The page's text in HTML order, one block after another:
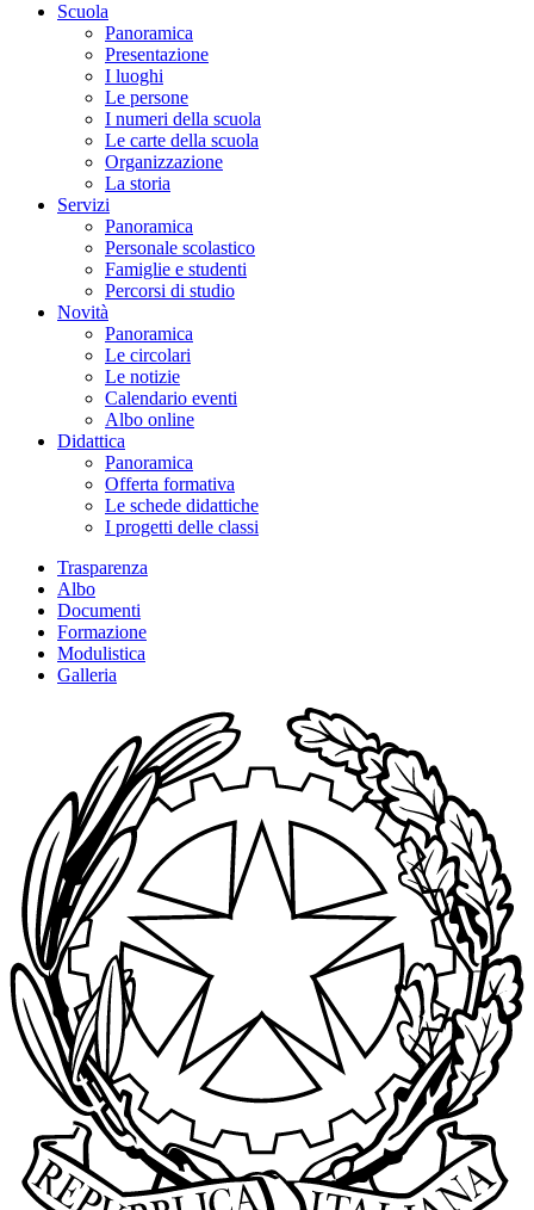
Scuola
Panoramica
Presentazione
I luoghi
Le persone
I numeri della scuola
Le carte della scuola
Organizzazione
La storia
Servizi
Panoramica
Personale scolastico
Famiglie e studenti
Percorsi di studio
Novità
Panoramica
Le circolari
Le notizie
Calendario eventi
Albo online
Didattica
Panoramica
Offerta formativa
Le schede didattiche
I progetti delle classi
Trasparenza
Albo
Documenti
Formazione
Modulistica
Galleria